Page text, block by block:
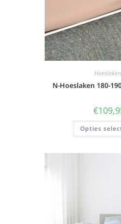
N-Hoeslaken 180-
€
Opties